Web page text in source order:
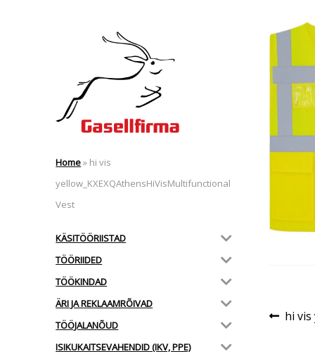
hi
Home» hi vis
yellow_KXEXQAthensHiVisMultifunctional
Vest
KÄSITÖÖRIISTAD
TÖÖRIIDED
TÖÖKINDAD
ÄRI JA REKLAAMRÕIVAD
TÖÖJALANÕUD
ISIKUKAITSEVAHENDID (IKV, PPE)